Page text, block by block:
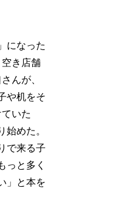
になった
き店舗
んが、
や机をそ
いた
始めた。
で来る子
っと多く
」と本を